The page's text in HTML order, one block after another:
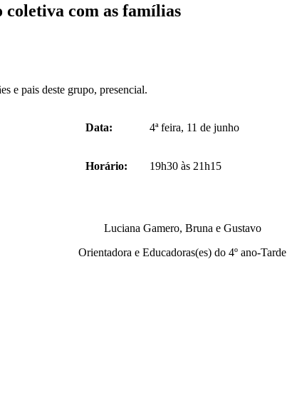
coletiva com as famílias
e pais deste grupo, presencial.
Data: 4ª feira, 11 de junho
Horário: 19h30 às 21h15
Luciana Gamero, Bruna e Gustavo
Orientadora e Educadoras(es) do 4º ano-Tarde